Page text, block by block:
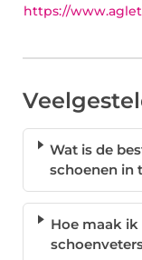
https://
Wat is de
schoenen in
Hoe maak